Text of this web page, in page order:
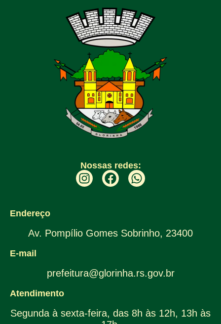
Nossas redes:
Endereço
Av. Pompílio Gomes Sobrinho, 23400
E-mail
prefeitura@glorinha.rs.gov.br
Atendimento
Segunda à sexta-feira, das 8h às 12h, 13h às